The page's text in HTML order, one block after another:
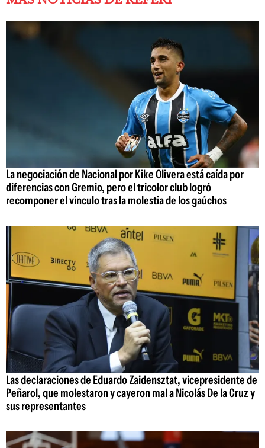
La negociación de Nacional por Kike Olivera está caída por
diferencias con Gremio, pero el tricolor club logró
recomponer el vínculo tras la molestia de los gaúchos
Las declaraciones de Eduardo Zaidensztat, vicepresidente de
Peñarol, que molestaron y cayeron mal a Nicolás De la Cruz y
sus representantes